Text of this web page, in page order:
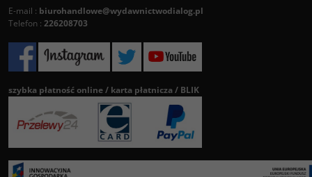
E-mail : biurohandlowe@wydawnictwodialog.pl
Telefon : 226208703
szybka płatność online / karta płatnicza / BLIK